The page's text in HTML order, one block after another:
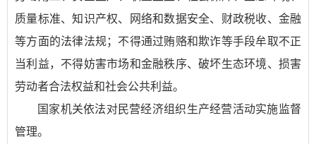
质量标准、知识产权、网络和数据安全、财政税收、金融
等方面的法律法规；不得通过贿赂和欺诈等手段牟取不正
当利益，不得妨害市场和金融秩序、破坏生态环境、损害
劳动者合法权益和社会公共利益。
国家机关依法对民营经济组织生产经营活动实施监督
管理。